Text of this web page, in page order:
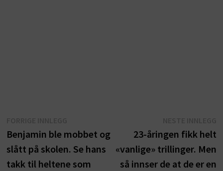
innlegg:
Benjamin ble mobbet og
slått på skolen. Se hans
takk til heltene som
23-åringen fikk helt
«vanlige» trillinger. Men
så innser de at de er en